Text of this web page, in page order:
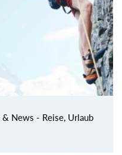
News - Reise, Urlaub